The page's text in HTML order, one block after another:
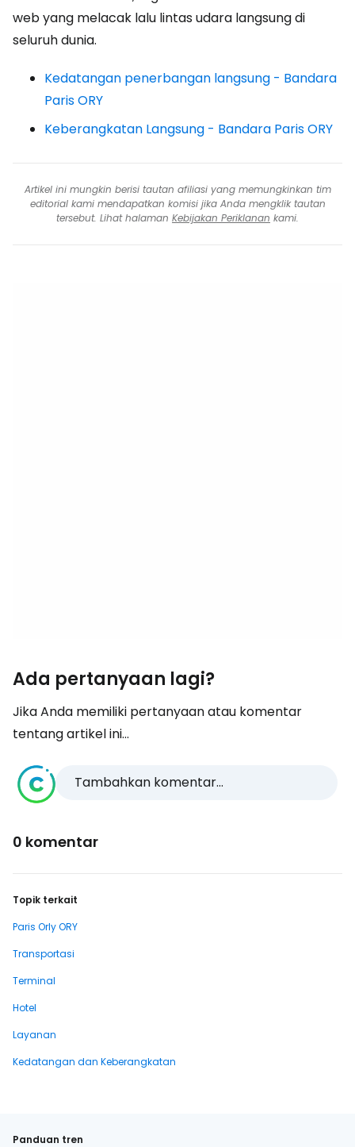
web yang melacak lalu lintas udara langsung di
seluruh dunia.
Kedatangan penerbangan langsung - Bandara
Paris ORY
Keberangkatan Langsung - Bandara Paris ORY
Artikel ini mungkin berisi tautan afiliasi yang memungkinkan tim
editorial kami mendapatkan komisi jika Anda mengklik tautan
tersebut. Lihat halaman Kebijakan Periklanan kami.
Ada pertanyaan lagi?
Jika Anda memiliki pertanyaan atau komentar
tentang artikel ini...
Tambahkan komentar...
0 komentar
Topik terkait
Paris Orly ORY
Transportasi
Terminal
Hotel
Layanan
Kedatangan dan Keberangkatan
Panduan tren